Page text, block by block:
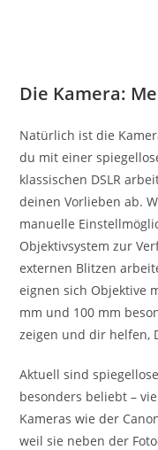
Die Kamera:
Natürlich ist die
du mit einer
klassischen DSLR
deinen Vorlieben ab.
manuelle
Objektivsystem zur
externen Blitzen
eignen sich Objektive
mm und 100 mm
zeigen und dir helfen,
Aktuell sind
besonders beliebt –
Kameras wie der
weil sie neben der